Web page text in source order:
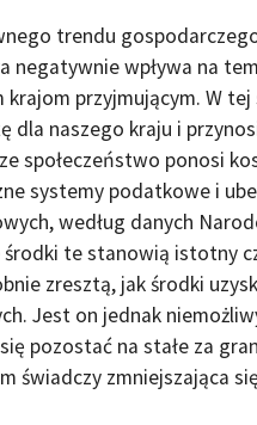
trendu
negatywnie wpływa na
przyjmującym. W
naszego kraju i
społeczeństwo ponosi
systemy podatkowe i
według danych
środki te stanowią istotny
zresztą, jak środki
Jest on jednak
pozostać na stałe za
świadczy zmniejszająca